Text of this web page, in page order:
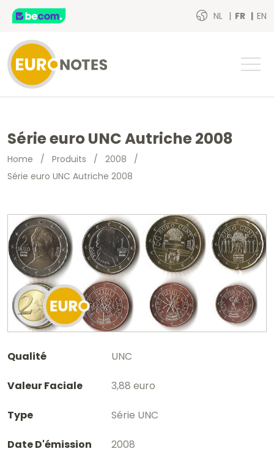
NL FR EN
Série euro UNC Autriche 2008
Home / Produits / 2008 /
Série euro UNC Autriche 2008
Qualité UNC
Valeur Faciale 3,88 euro
Type Série UNC
Date D'émission 2008